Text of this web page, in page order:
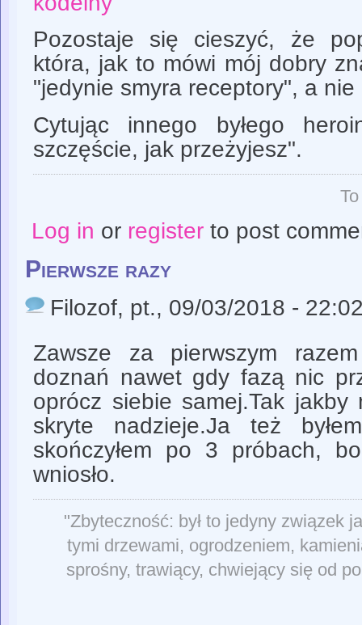
Pozostaje się cieszyć, że
która, jak to mówi mój dobry
"jedynie smyra receptory", a nie
Cytując innego byłego
szczęście, jak przeżyjesz".
Log in or registerto post
Pierwsze razy
Filozof, pt., 09/03/2018 -
Zawsze za pierwszym
doznań nawet gdy fazą nic
oprócz siebie samej.Tak
skryte nadzieje.Ja też
skończyłem po 3 próbach,
wniosło.
"Zbyteczność: był to jedyny związek
tymi drzewami, ogrodzeniem,
sprośny, trawiący, chwiejący się od